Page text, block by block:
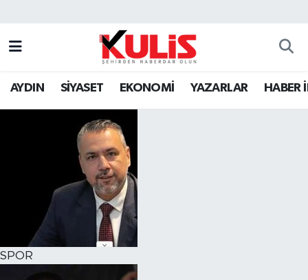
AYDIN SİYASET EKONOMİ YAZARLAR HABER
SPOR